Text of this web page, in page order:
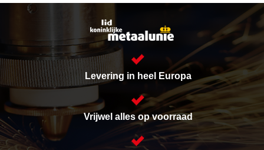
Levering in heel Europa
Vrijwel alles op voorraad